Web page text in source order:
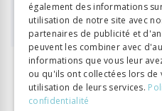
21.00 
INFORMATION
Auteur
également des informations
utilisation de notre site avec
partenaires de publicité et
peuvent les combiner avec
informations que vous leur
ou qu'ils ont collectées lors de
utilisation de leurs services.
confidentialité